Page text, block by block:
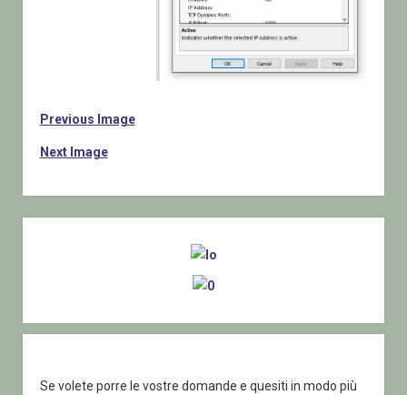
Previous Image
Next Image
Se volete porre le vostre domande e quesiti in modo più